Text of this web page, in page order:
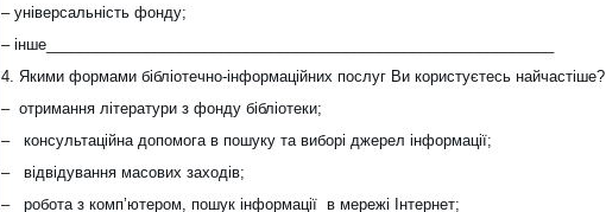
– універсальність фонду;
– інше_____________________________________________________________
4. Якими формами бібліотечно-інформаційних послуг Ви користуєтесь найчастіше?
– отримання літератури з фонду бібліотеки;
– консультаційна допомога в пошуку та виборі джерел інформації;
– відвідування масових заходів;
– робота з комп’ютером, пошук інформації в мережі Інтернет;